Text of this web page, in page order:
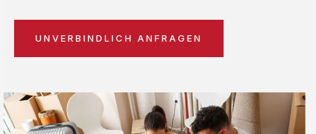
UNVERBINDLICH ANFRAGEN